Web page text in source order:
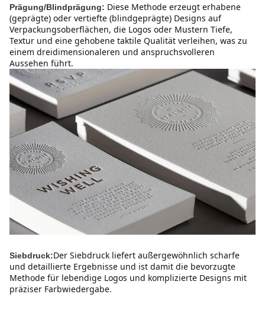
Prägung/Blindprägung: Diese Methode erzeugt erhabene
(geprägte) oder vertiefte (blindgeprägte) Designs auf
Verpackungsoberflächen, die Logos oder Mustern Tiefe,
Textur und eine gehobene taktile Qualität verleihen, was zu
einem dreidimensionaleren und anspruchsvolleren
Aussehen führt.
Siebdruck:Der Siebdruck liefert außergewöhnlich scharfe
und detaillierte Ergebnisse und ist damit die bevorzugte
Methode für lebendige Logos und komplizierte Designs mit
präziser Farbwiedergabe.